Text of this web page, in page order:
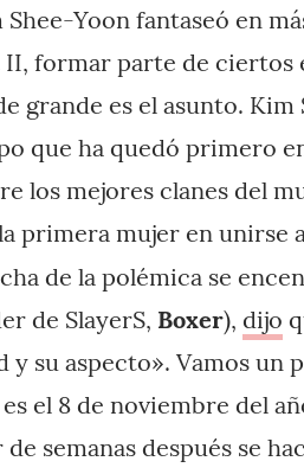
Yoon fantaseó en
formar parte de ciertos
grande es el asunto.
que ha quedó primero
los mejores clanes del
primera mujer en unirse
de la polémica se
de SlayerS, Boxer), dijo
su aspecto». Vamos un
el 8 de noviembre del
semanas después se